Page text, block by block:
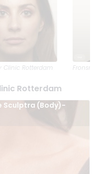
Clinic Rotterdam
Rotterdam
Sculptra (Body)-